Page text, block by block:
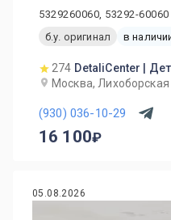
5329260060, 53292-60060
б.у. оригинал
в
274 DetaliCenter |
Москва,
(930) 036-10-29
16 100
05.08.2026